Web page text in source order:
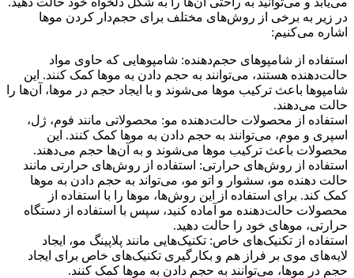
در زیر به برخی از روش‌های مختلف برای حجم‌دار کردن موها
اشاره می‌کنیم:
استفاده از شامپوهای حجم‌دهنده: شامپوهایی که حاوی مواد
حالت‌دهنده هستند، می‌توانند به حجم دادن به موها کمک کنند. این
شامپوها باعث ترکیب موها می‌شوند و با ایجاد حجم در موها، آن‌ها را
حالت می‌دهند.
استفاده از محصولات حالت‌دهنده مو: محصولاتی مانند فوم، ژل،
اسپری و موم، می‌توانند به حجم دادن به موها کمک کنند. این
محصولات باعث ترکیب موها می‌شوند و به آن‌ها حجم می‌دهند.
استفاده از روش‌های حرارتی: استفاده از روش‌های حرارتی مانند
حالت دهنده مو، سشوار و اتو مو، می‌تواند به حجم دادن به موها
کمک کند. برای استفاده از این روش‌ها، موها را با استفاده از
محصولات حالت‌دهنده مو آماده کنید، سپس با استفاده از دستگاه
حرارتی، موهای خود را حالت دهید.
استفاده از تکنیک‌های خاص: تکنیک‌هایی مانند پلاپینگ مو، ایجاد
لایه‌های موی بر فراز هم و بکارگیری تکنیک‌های خاص برای ایجاد
حجم در موها، می‌توانند به حجم دادن به موها کمک کنند.